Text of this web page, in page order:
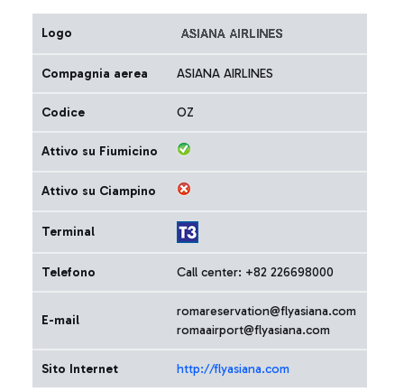
Logo
Compagnia aerea ASIANA AIRLINES
Codice OZ
Attivo su Fiumicino
Attivo su Ciampino
Terminal
Telefono Call center: +82 226698000
E-mail
romareservation@flyasiana.com
romaairport@flyasiana.com
Sito Internet http://flyasiana.com